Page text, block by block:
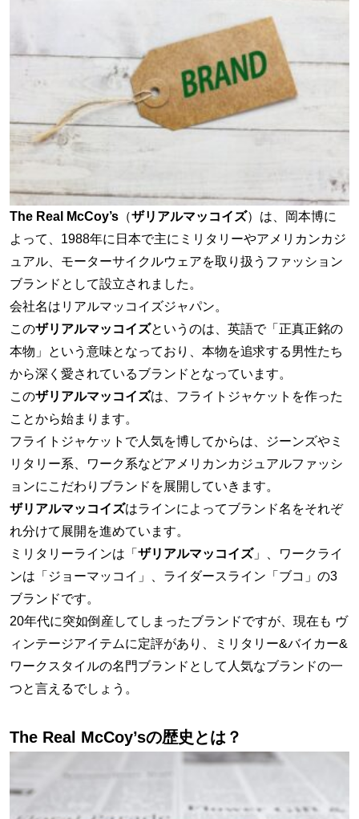
The Real McCoy’s （ザリアルマッコイズ）は、岡本博に
よって、1988年に日本で主にミリタリーやアメリカンカジ
ュアル、モーターサイクルウェアを取り扱うファッション
ブランドとして設立されました。
会社名はリアルマッコイズジャパン。
このザリアルマッコイズというのは、英語で「正真正銘の
本物」という意味となっており、本物を追求する男性たち
から深く愛されているブランドとなっています。
このザリアルマッコイズは、フライトジャケットを作った
ことから始まります。
フライトジャケットで人気を博してからは、ジーンズやミ
リタリー系、ワーク系などアメリカンカジュアルファッシ
ョンにこだわりブランドを展開していきます。
ザリアルマッコイズはラインによってブランド名をそれぞ
れ分けて展開を進めています。
ミリタリーラインは「ザリアルマッコイズ」、ワークライ
ンは「ジョーマッコイ」、ライダースライン「ブコ」の3
ブランドです。
20年代に突如倒産してしまったブランドですが、現在も ヴ
ィンテージアイテムに定評があり、ミリタリー&バイカー&
ワークスタイルの名門ブランドとして人気なブランドの一
つと言えるでしょう。
The Real McCoy’sの歴史とは？